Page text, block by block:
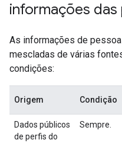
informações das
As informações de
mescladas de várias
condições:
Origem Condição
Dados públicos
de perfis do
Sempre.